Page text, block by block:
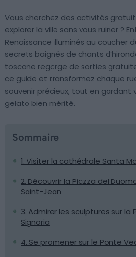
Vous cherchez des activités
explorer la ville sans vous ruiner ?
Renaissance illuminés au coucher
secrets baignés de chants
toscane regorge de sorties
ce guide et transformez chaque
souvenir précieux, tout en gardant
gelato bien mérité.
Sommaire
1. Visiter la cathédrale Santa
2. Découvrir la Piazza del
Saint-Jean
3. Admirer les sculptures sur la
Signoria
4. Se promener sur le Ponte